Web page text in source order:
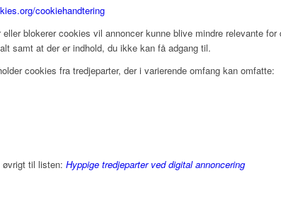
cookiehandtering
blokerer cookies vil annoncer kunne blive mindre relevante
samt at der er indhold, du ikke kan få adgang til.
cookies fra tredjeparter, der i varierende omfang kan omfatte:
til listen: Hyppige tredjeparter ved digital annoncering